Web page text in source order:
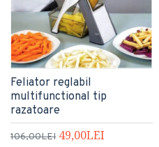
Feliator reglabil
multifunctional tip
razatoare
106,00LEI 49,00LEI